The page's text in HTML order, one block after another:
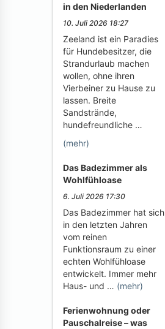
in den Niederlanden
10. Juli 2026 18:27
Zeeland ist ein Paradies
für Hundebesitzer, die
Strandurlaub machen
wollen, ohne ihren
Vierbeiner zu Hause zu
lassen. Breite
Sandstrände,
hundefreundliche …
(mehr)
Das Badezimmer als
Wohlfühloase
6. Juli 2026 17:30
Das Badezimmer hat sich
in den letzten Jahren
vom reinen
Funktionsraum zu einer
echten Wohlfühloase
entwickelt. Immer mehr
Haus- und … (mehr)
Ferienwohnung oder
Pauschalreise – was